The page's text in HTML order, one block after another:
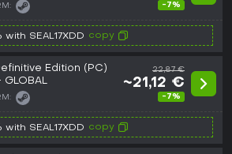
-7%
with SEAL17XDD copy
Edition (PC)
22,87 €
~21,12 €
-7%
with SEAL17XDD copy